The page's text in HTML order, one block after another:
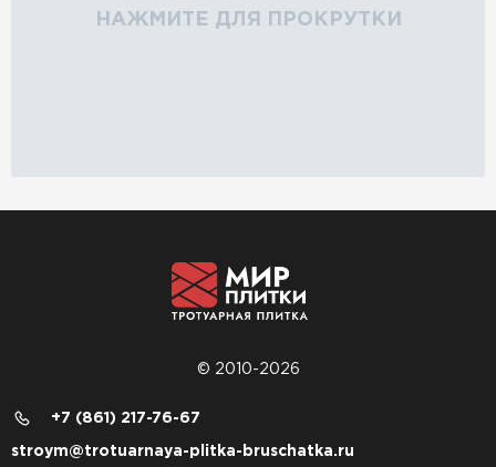
НАЖМИТЕ ДЛЯ ПРОКРУТКИ
© 2010-2026
+7 (861) 217-76-67
stroym@trotuarnaya-plitka-bruschatka.ru